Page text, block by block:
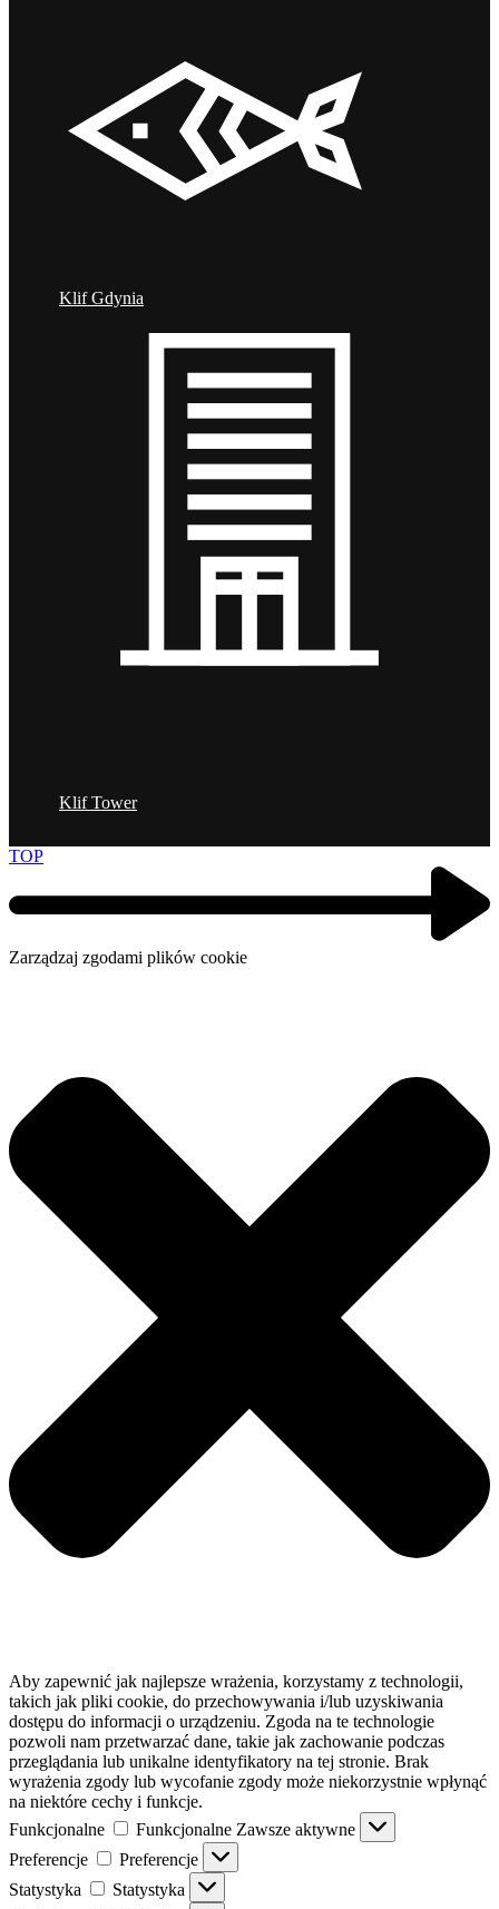
Klif Gdynia
Klif Tower
TOP
Zarządzaj zgodami plików cookie
Aby zapewnić jak najlepsze wrażenia, korzystamy z technologii,
takich jak pliki cookie, do przechowywania i/lub uzyskiwania
dostępu do informacji o urządzeniu. Zgoda na te technologie
pozwoli nam przetwarzać dane, takie jak zachowanie podczas
przeglądania lub unikalne identyfikatory na tej stronie. Brak
wyrażenia zgody lub wycofanie zgody może niekorzystnie wpłynąć
na niektóre cechy i funkcje.
Funkcjonalne
Funkcjonalne Zawsze aktywne
Preferencje
Preferencje
Statystyka
Statystyka